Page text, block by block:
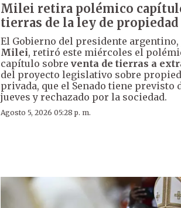
Milei retira polémico
tierras de la ley de
El Gobierno del presidente argentino,
Milei, retiró este miércoles el
capítulo sobreventa de tierras a
del proyecto legislativo sobre
privada, que el Senado tiene previsto
jueves y rechazado por la sociedad.
Agosto 5, 2026 05:28 p. m.